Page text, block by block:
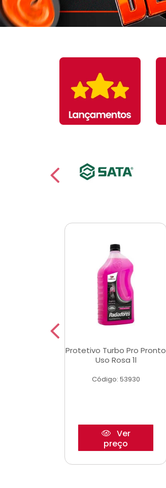
Protetivo Turbo Pro Pronto
Uso Rosa 1l
Código: 53930
Ver
preço